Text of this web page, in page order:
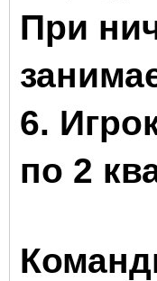
При
6.
по 2